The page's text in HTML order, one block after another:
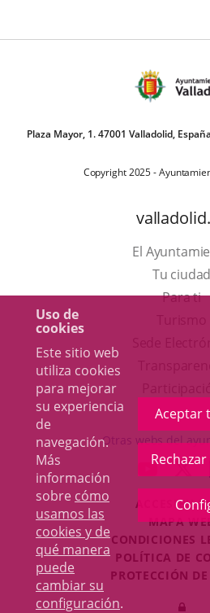
Uso de
cookies
Este sitio web
utiliza cookies
para mejorar
su experiencia
de
navegación.
Más
información
sobre cómo
usamos las
cookies y de
qué manera
puede
cambiar su
configuración.
Aceptar
Plaza Mayor, 1. 47001 Valladolid,
Copyright 2025 -
El
Tu ciudad
Para ti
Otras webs del
ENLACE
A
UNA
A
MAPA
CONDICIONES
POLÍTICA DE
PROTECCIÓN